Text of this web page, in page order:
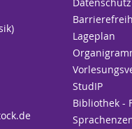
.de
Lageplan
StudIP
Bibliothek -